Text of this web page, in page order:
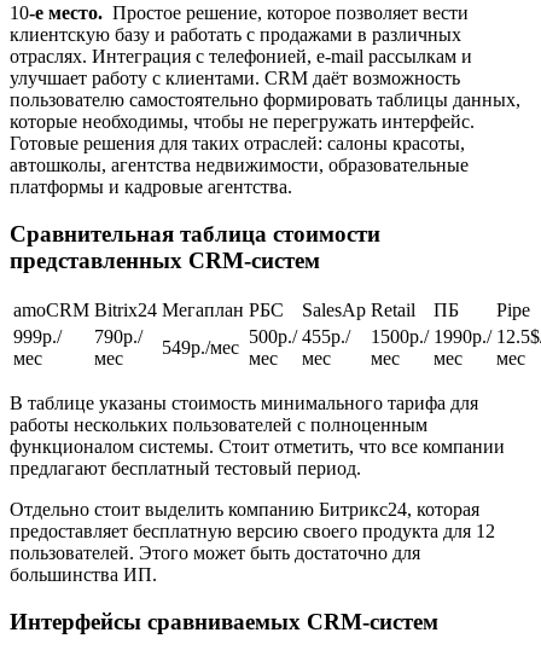
10-е место. Простое решение, которое позволяет вести
клиентскую базу и работать с продажами в различных
отраслях. Интеграция с телефонией, e-mail рассылкам и
улучшает работу с клиентами. CRM даёт возможность
пользователю самостоятельно формировать таблицы данных,
которые необходимы, чтобы не перегружать интерфейс.
Готовые решения для таких отраслей: салоны красоты,
автошколы, агентства недвижимости, образовательные
платформы и кадровые агентства.
Сравнительная таблица стоимости
представленных CRM-систем
amoCRM Bitrix24 Мегаплан РБС SalesAp Retail ПБ
Pipe
999р./
мес
790р./
мес
549р./мес
500р./
мес
455р./
мес
1500р./
мес
1990р./
мес
мес
В таблице указаны стоимость минимального тарифа для
работы нескольких пользователей с полноценным
функционалом системы. Стоит отметить, что все компании
предлагают бесплатный тестовый период.
Отдельно стоит выделить компанию Битрикс24, которая
предоставляет бесплатную версию своего продукта для 12
пользователей. Этого может быть достаточно для
большинства ИП.
Интерфейсы сравниваемых CRM-систем